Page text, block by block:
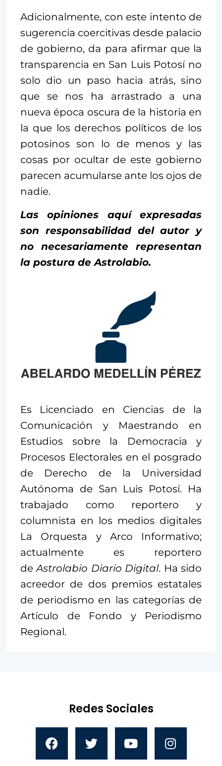
Adicionalmente, con este intento de
sugerencia coercitivas desde palacio
de gobierno, da para afirmar que la
transparencia en San Luis Potosí no
solo dio un paso hacia atrás, sino
que se nos ha arrastrado a una
nueva época oscura de la historia en
la que los derechos políticos de los
potosinos son lo de menos y las
cosas por ocultar de este gobierno
parecen acumularse ante los ojos de
nadie.
Las opiniones aquí expresadas
son responsabilidad del autor y
no necesariamente representan
la postura de Astrolabio.
Es Licenciado en Ciencias de la
Comunicación y Maestrando en
Estudios sobre la Democracia y
Procesos Electorales en el posgrado
de Derecho de la Universidad
Autónoma de San Luis Potosí. Ha
trabajado como reportero y
columnista en los medios digitales
La Orquesta y Arco Informativo;
actualmente es reportero
deAstrolabio Diario Digital. Ha sido
acreedor de dos premios estatales
de periodismo en las categorías de
Artículo de Fondo y Periodismo
Regional.
Redes Sociales